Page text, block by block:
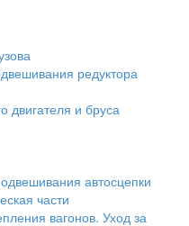
редуктора
двигателя и бруса
автосцепки
части
вагонов. Уход за